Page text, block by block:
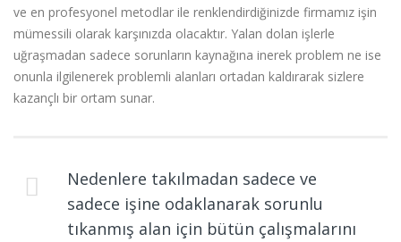
ve en profesyonel metodlar ile renklendirdiğinizde firmamız işin
mümessili olarak karşınızda olacaktır. Yalan dolan işlerle
uğraşmadan sadece sorunların kaynağına inerek problem ne ise
onunla ilgilenerek problemli alanları ortadan kaldırarak sizlere
kazançlı bir ortam sunar.
Nedenlere takılmadan sadece ve
sadece işine odaklanarak sorunlu
tıkanmış alan için bütün çalışmalarını